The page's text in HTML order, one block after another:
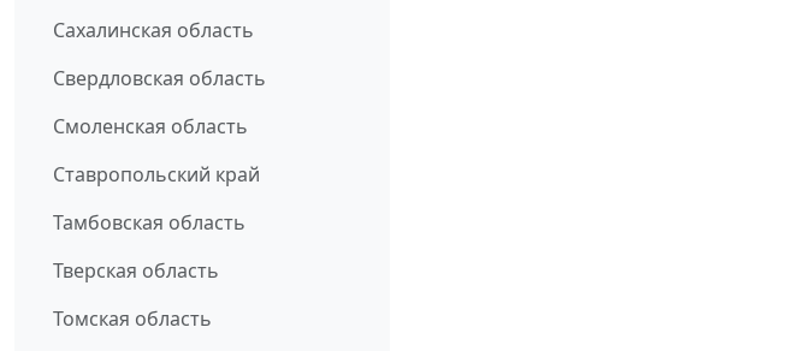
Сахалинская область
Свердловская область
Смоленская область
Ставропольский край
Тамбовская область
Тверская область
Томская область